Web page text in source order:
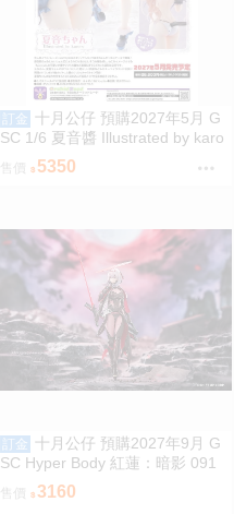
訂金 十月公仔 預購2027年5月 G
SC 1/6 夏音醬 Illustrated by karo
ry 09185350
訂金 十月公仔 預購2027年9月 G
SC Hyper Body 紅蓮：暗影 091
售價 3160